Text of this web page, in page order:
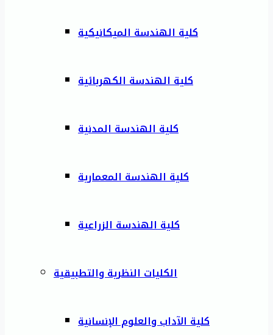
كلية الهندسة الميكانيكية
كلية الهندسة الكهربائية
كلية الهندسة المدنية
كلية الهندسة المعمارية
كلية الهندسة الزراعية
الكليات النظرية والتطبيقية
كلية الآداب والعلوم الإنسانية